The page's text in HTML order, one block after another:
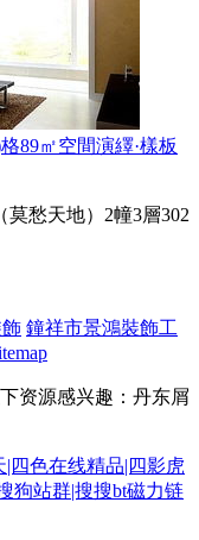
89㎡空間演繹·樣板
莫愁天地）2幢3層302
鐘祥市景鴻裝飾工
资源感兴趣：丹东屑
|四色在线精品|四影虎
狗站群|搜搜bt磁力链